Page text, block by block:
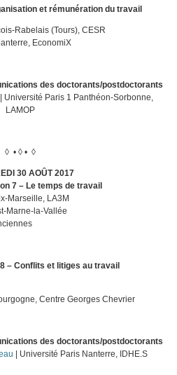
et rémunération du travail
Rabelais (Tours), CESR
EconomiX
des doctorants/postdoctorants
| Université Paris 1 Panthéon-Sorbonne,
LAMOP
◊ • ◊ • ◊
30 AOÛT 2017
7 – Le temps de travail
Marseille, LA3M
Marne-la-Vallée
– Conflits et litiges au travail
Centre Georges Chevrier
des doctorants/postdoctorants
| Université Paris Nanterre, IDHE.S